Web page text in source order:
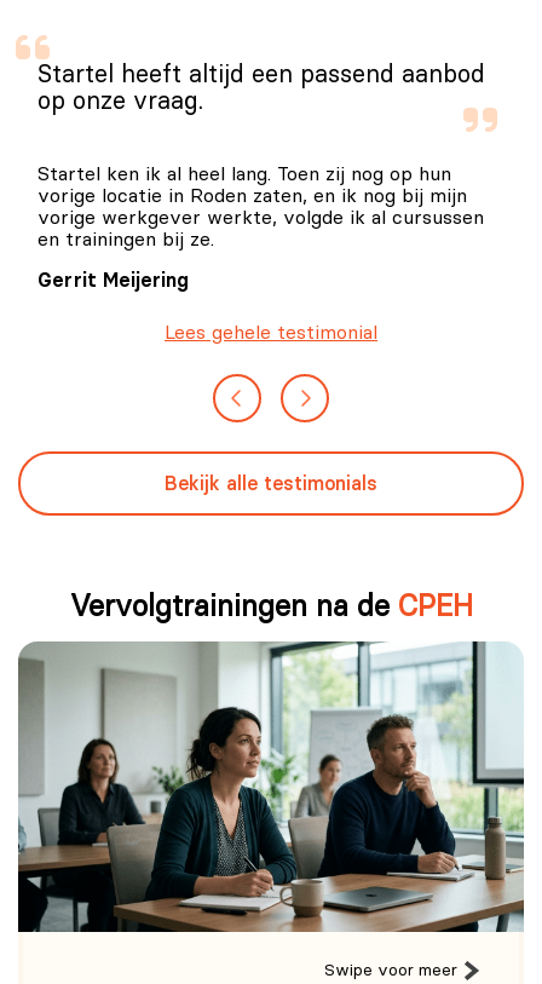
Startel heeft altijd een passend aanbod
op onze vraag.
Startel ken ik al heel lang. Toen zij nog op hun
vorige locatie in Roden zaten, en ik nog bij mijn
vorige werkgever werkte, volgde ik al cursussen
en trainingen bij ze.
Gerrit Meijering
Lees gehele testimonial
Bekijk alle testimonials
Vervolgtrainingen na de CPEH
Swipe voor meer